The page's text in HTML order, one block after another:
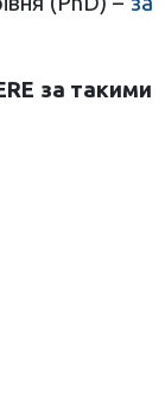
за такими